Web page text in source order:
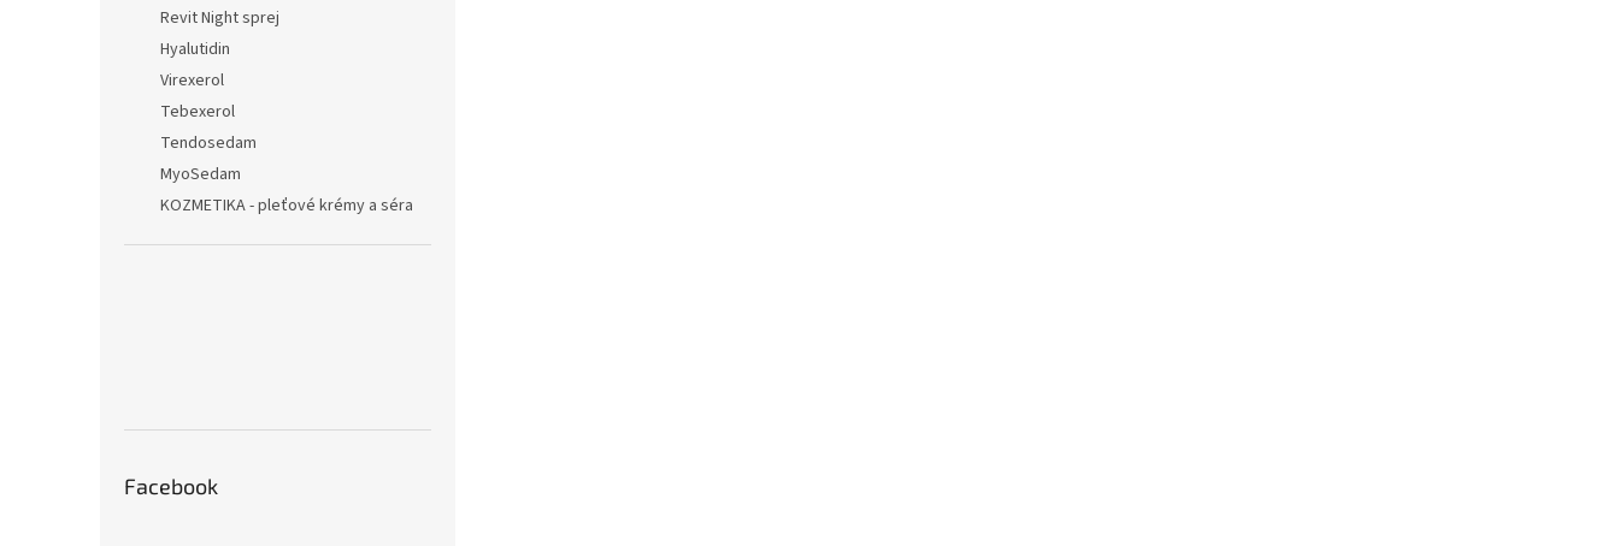
Revit Night sprej
Hyalutidin
Virexerol
Tebexerol
Tendosedam
MyoSedam
KOZMETIKA - pleťové krémy a séra
Facebook